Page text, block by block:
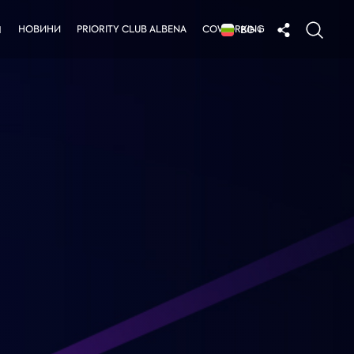
НОВИНИ PRIORITY CLUB ALBENA COWORKING
BG